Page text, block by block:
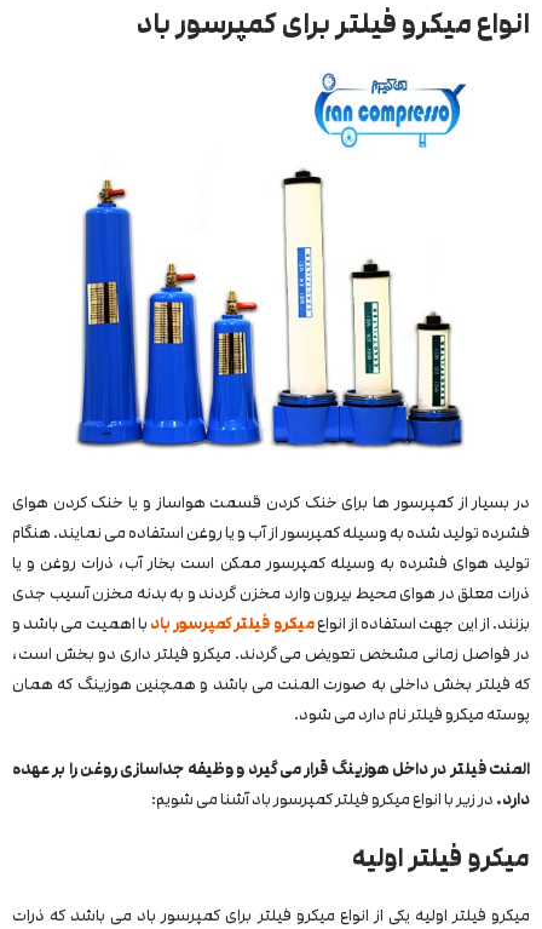
انواع میکرو فیلتر برای کمپرسور باد
در بسیار از کمپرسور ها برای خنک کردن قسمت هواساز و یا خنک کردن هوای
فشرده تولید شده به وسیله کمپرسور از آب و یا روغن استفاده می نمایند. هنگام
تولید هوای فشرده به وسیله کمپرسور ممکن است بخار آب، ذرات روغن و یا
ذرات معلق در هوای محیط بیرون وارد مخزن گردند و به بدنه مخزن آسیب جدی
بزنند. از این جهت استفاده از انواعمیکرو فیلتر کمپرسور باد با اهمیت می باشد و
در فواصل زمانی مشخص تعویض می‌ گردند. میکرو فیلتر داری دو بخش است،
که فیلتر بخش داخلی به صورت المنت می باشد و همچنین هوزینگ که همان
پوسته میکرو فیلتر نام دارد می شود.
المنت فیلتر در داخل هوزینگ قرار می گیرد و وظیفه جداسازی روغن را بر عهده
دارد. در زیر با انواع میکرو فیلتر کمپرسور باد آشنا می شویم:
میکرو فیلتر اولیه
میکرو فیلتر اولیه یکی از انواع میکرو فیلتر برای کمپرسور باد می باشد که ذرات